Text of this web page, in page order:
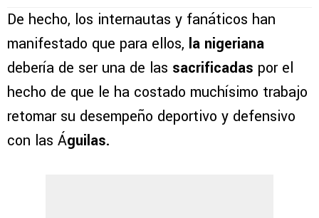
De hecho, los internautas y fanáticos han
manifestado que para ellos, la nigeriana
debería de ser una de las sacrificadas por el
hecho de que le ha costado muchísimo trabajo
retomar su desempeño deportivo y defensivo
con las Águilas.